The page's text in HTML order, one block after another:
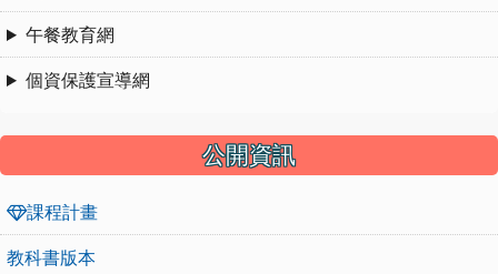
午餐教育網
個資保護宣導網
公開資訊
課程計畫
教科書版本